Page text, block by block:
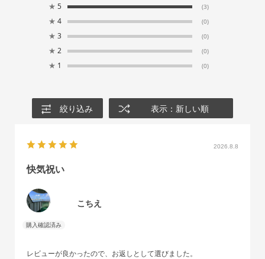
★ 5 (3)
★ 4 (0)
★ 3 (0)
★ 2 (0)
★ 1 (0)
絞り込み 表示：新しい順
2026.8.8
快気祝い
こちえ
レビューが良かったので、お返しとして選びました。